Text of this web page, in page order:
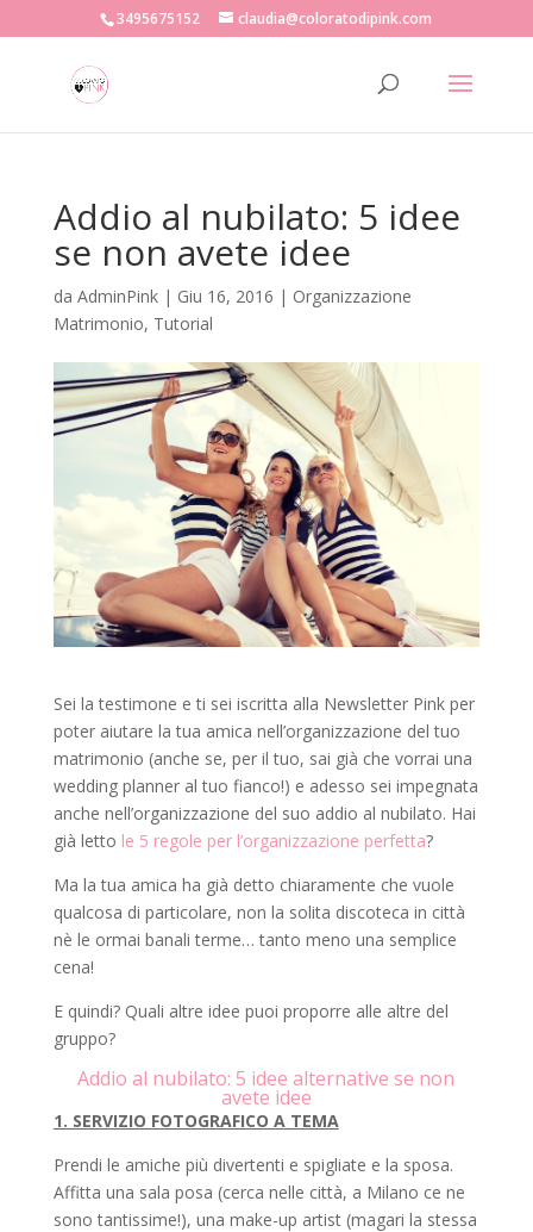
3495675152 claudia@coloratodipink.com
Addio al nubilato: 5 idee
se non avete idee
da AdminPink| Giu 16, 2016 | Organizzazione
Matrimonio, Tutorial
Sei la testimone e ti sei iscritta alla Newsletter Pink per
poter aiutare la tua amica nell’organizzazione del tuo
matrimonio (anche se, per il tuo, sai già che vorrai una
wedding planner al tuo fianco!) e adesso sei impegnata
anche nell’organizzazione del suo addio al nubilato. Hai
già letto le 5 regole per l’organizzazione perfetta?
Ma la tua amica ha già detto chiaramente che vuole
qualcosa di particolare, non la solita discoteca in città
nè le ormai banali terme… tanto meno una semplice
cena!
E quindi? Quali altre idee puoi proporre alle altre del
gruppo?
Addio al nubilato: 5 idee alternative se non
avete idee
1. SERVIZIO FOTOGRAFICO A TEMA
Prendi le amiche più divertenti e spigliate e la sposa.
Affitta una sala posa (cerca nelle città, a Milano ce ne
sono tantissime!), una make-up artist (magari la stessa